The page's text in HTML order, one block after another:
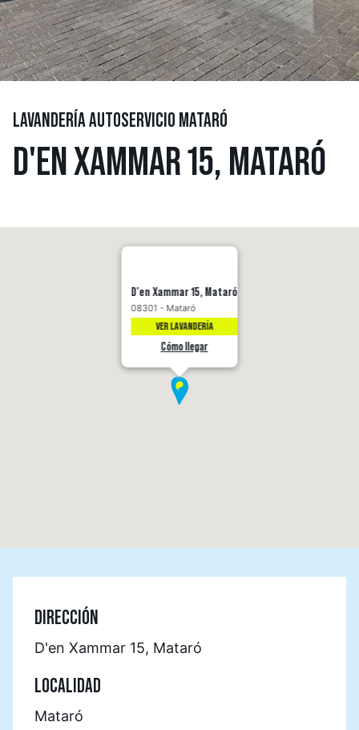
LAVANDERÍA AUTOSERVICIO MATARÓ
D'EN XAMMAR 15, MATARÓ
D'en Xammar 15, Mataró
08301 - Mataró
VER LAVANDERÍA
Cómo llegar
DIRECCIÓN
D'en Xammar 15, Mataró
LOCALIDAD
Mataró